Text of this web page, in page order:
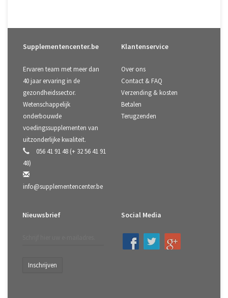
Supplementencenter.be
Ervaren team met meer dan
40 jaar ervaring in de
gezondheidssector.
Wetenschappelijk
onderbouwde
voedingssupplementen van
uitzonderlijke kwaliteit.
056 41 91 48 (+ 32 56 41 91
48)
info@supplementencenter.be
Klantenservice
Over ons
Contact & FAQ
Verzending & kosten
Betalen
Terugzenden
Nieuwsbrief
Inschrijven
Social Media